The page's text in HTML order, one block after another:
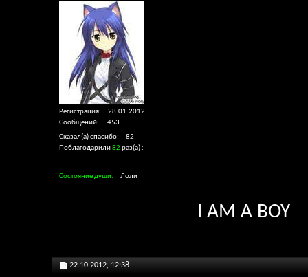
Регистрация
28.01.2012
Сообщений
453
Сказал(а) спасибо
82
Поблагодарили82 раз(а)
Состояние души Лоли
I AM A BOY
22.10.2012, 12:38